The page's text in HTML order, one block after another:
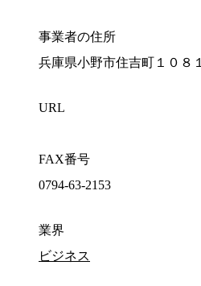
事業者の住所
兵庫県小野市住吉町１０８１
URL
FAX番号
0794-63-2153
業界
ビジネス